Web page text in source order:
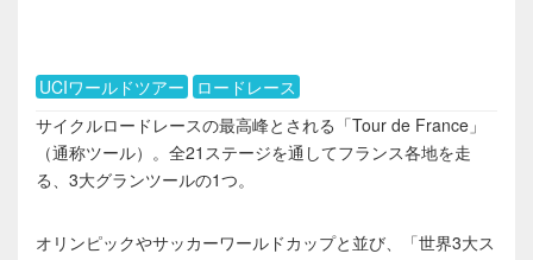
UCIワールドツアー
ロードレース
サイクルロードレースの最高峰とされる「Tour de France」
（通称ツール）。全21ステージを通してフランス各地を走
る、3大グランツールの1つ。
オリンピックやサッカーワールドカップと並び、「世界3大ス